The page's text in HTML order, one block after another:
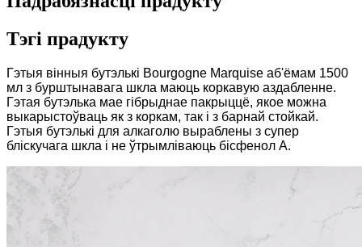
Тэгі прадукту
Гэтыя вінныя бутэлькі Bourgogne Marquise аб'ёмам 1500
мл з бурштынавага шкла маюць коркавую аздабленне.
Гэтая бутэлька мае гібрыднае пакрыццё, якое можна
выкарыстоўваць як з коркам, так і з барнай стойкай.
Гэтыя бутэлькі для алкаголю выраблены з супер
бліскучага шкла і не ўтрымліваюць бісфенол А.